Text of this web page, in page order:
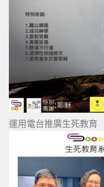
運用電台推廣生死教育